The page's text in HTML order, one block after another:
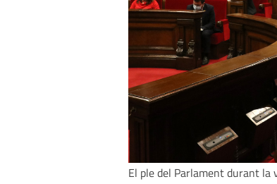
El ple del Parlament durant la